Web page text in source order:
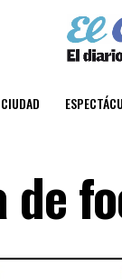
CIUDAD
de